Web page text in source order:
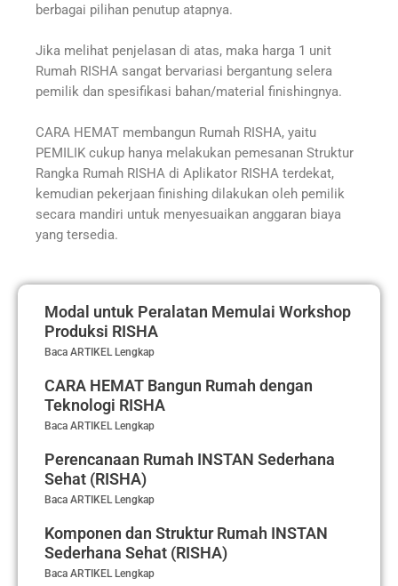
berbagai pilihan penutup atapnya.
Jika melihat penjelasan di atas, maka harga 1 unit
Rumah RISHA sangat bervariasi bergantung selera
pemilik dan spesifikasi bahan/material finishingnya.
CARA HEMAT membangun Rumah RISHA, yaitu
PEMILIK cukup hanya melakukan pemesanan Struktur
Rangka Rumah RISHA di Aplikator RISHA terdekat,
kemudian pekerjaan finishing dilakukan oleh pemilik
secara mandiri untuk menyesuaikan anggaran biaya
yang tersedia.
Modal untuk Peralatan Memulai Workshop
Produksi RISHA
Baca ARTIKEL Lengkap
CARA HEMAT Bangun Rumah dengan
Teknologi RISHA
Baca ARTIKEL Lengkap
Perencanaan Rumah INSTAN Sederhana
Sehat (RISHA)
Baca ARTIKEL Lengkap
Komponen dan Struktur Rumah INSTAN
Sederhana Sehat (RISHA)
Baca ARTIKEL Lengkap